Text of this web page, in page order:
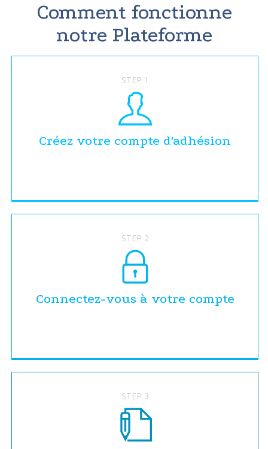
Comment fonctionne
notre Plateforme
STEP 1
Créez votre compte d'adhésion
STEP 2
Connectez-vous à votre compte
STEP 3